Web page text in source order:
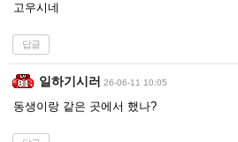
고우시네
답글
일하기시러 26-06-11 10:05
동생이랑 같은 곳에서 했나?